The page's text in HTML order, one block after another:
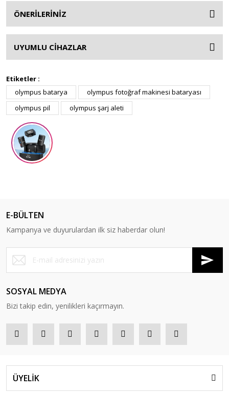
ÖNERİLERİNİZ
UYUMLU CİHAZLAR
Etiketler :
olympus batarya
olympus fotoğraf makinesi bataryası
olympus pil
olympus şarj aleti
E-BÜLTEN
Kampanya ve duyurulardan ilk siz haberdar olun!
SOSYAL MEDYA
Bizi takip edin, yenilikleri kaçırmayın.
ÜYELİK